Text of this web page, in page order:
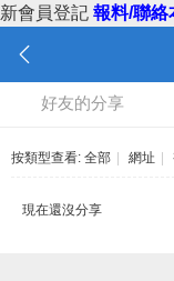
新會員登記 報料/聯絡
好友的分享
按類型查看: 全部 網址
現在還沒分享